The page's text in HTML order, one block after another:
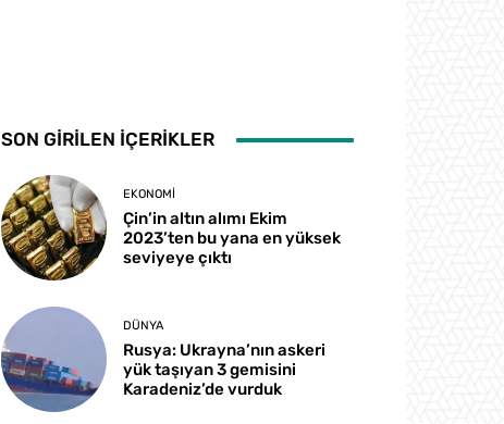
SON GİRİLEN İÇERİKLER
EKONOMI
Çin’in altın alımı Ekim
2023’ten bu yana en yüksek
seviyeye çıktı
DÜNYA
Rusya: Ukrayna’nın askeri
yük taşıyan 3 gemisini
Karadeniz’de vurduk